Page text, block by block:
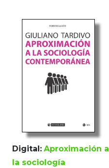
Digital: Aproximación a
la sociología